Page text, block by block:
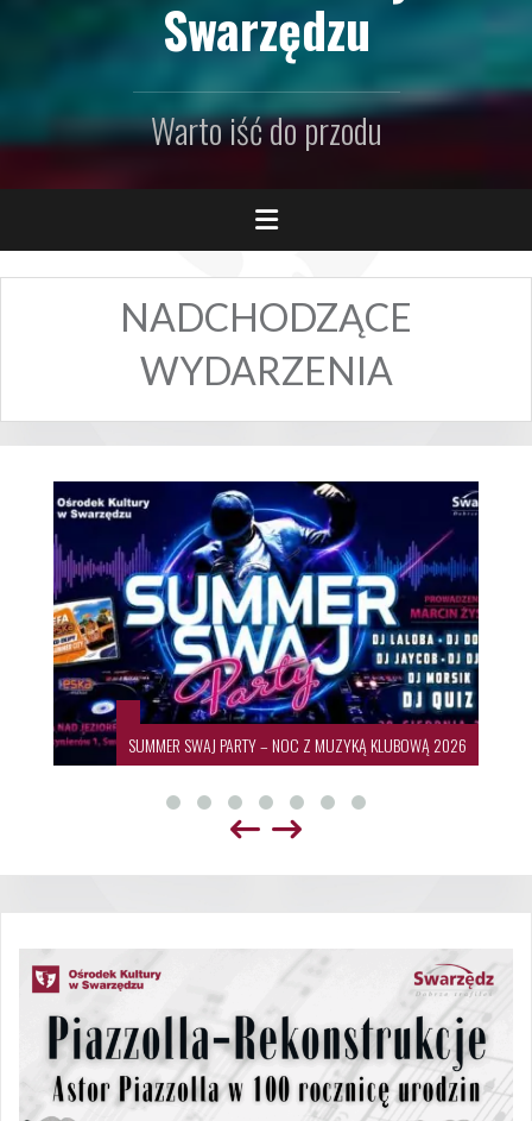
Swarzędzu
Warto iść do przodu
NADCHODZĄCE
WYDARZENIA
SUMMER SWAJ PARTY – NOC Z MUZYKĄ KLUBOWĄ 2026